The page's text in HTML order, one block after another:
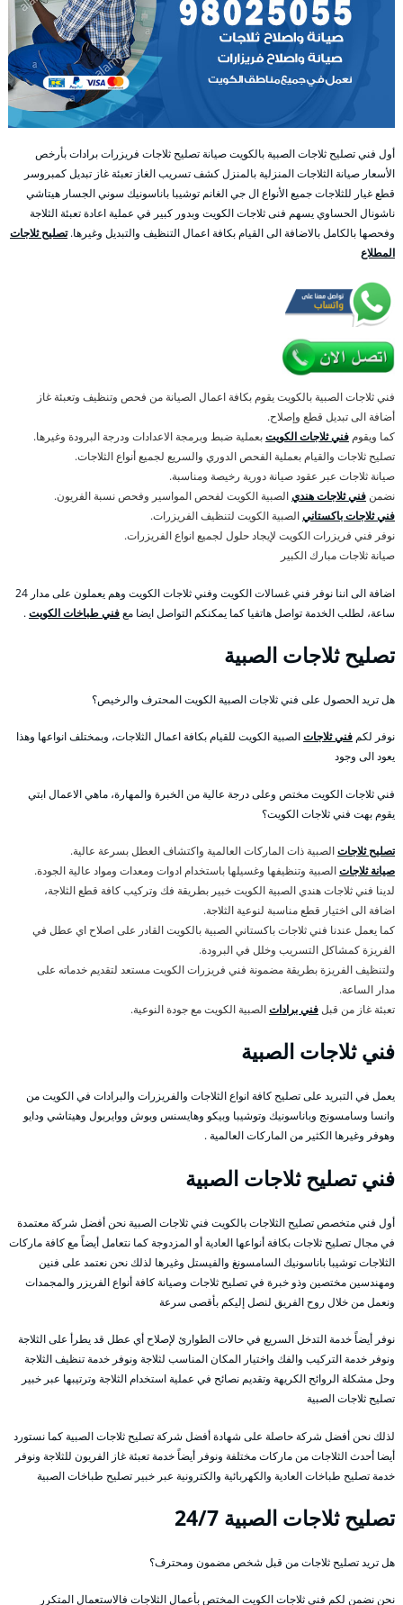
أول فني تصليح ثلاجات الصبية بالكويت صيانة تصليح ثلاجات فريزرات برادات بأرخص
الأسعار صيانة الثلاجات المنزلية بالمنزل كشف تسريب الغاز تعبئة غاز تبديل كمبروسر
قطع غيار للثلاجات جميع الأنواع ال جي الغانم توشيبا باناسونيك سوني الجسار هيتاشي
ناشونال الحساوي يسهم فنى ثلاجات الكويت وبدور كبير في عملية اعادة تعبئة الثلاجة
وفحصها بالكامل بالاضافة الى القيام بكافة اعمال التنظيف والتبديل وغيرها.تصليح ثلاجات
المطلاع
فني ثلاجات الصبية بالكويت يقوم بكافة اعمال الصيانة من فحص وتنظيف وتعبئة غاز
أضافة الى تبديل قطع وإصلاح.
كما ويقوم فني ثلاجات الكويتبعملية ضبط وبرمجة الاعدادات ودرجة البرودة وغيرها.
تصليح ثلاجات والقيام بعملية الفحص الدوري والسريع لجميع أنواع الثلاجات.
صيانة ثلاجات عبر عقود صيانة دورية رخيصة ومناسبة.
نضمن فني ثلاجات هنديالصبية الكويت لفحص المواسير وفحص نسبة الفريون.
فني ثلاجات باكستانيالصبية الكويت لتنظيف الفريزرات.
نوفر فني فريزرات الكويت لإيجاد حلول لجميع انواع الفريزرات.
صيانة ثلاجات مبارك الكبير
اضافة الى اننا نوفر فني غسالات الكويت وفني ثلاجات الكويت وهم يعملون على مدار 24
ساعة، لطلب الخدمة تواصل هاتفيا كما يمكنكم التواصل ايضا معفني طباخات الكويت.
تصليح ثلاجات الصبية
هل تريد الحصول على فني ثلاجات الصبية الكويت المحترف والرخيص؟
نوفر لكم فني ثلاجاتالصبية الكويت للقيام بكافة اعمال الثلاجات، وبمختلف انواعها وهذا
يعود الى وجود
فني ثلاجات الكويت مختص وعلى درجة عالية من الخبرة والمهارة، ماهي الاعمال ابتي
يقوم بهت فني ثلاجات الكويت؟
تصليح ثلاجاتالصبية ذات الماركات العالمية واكتشاف العطل بسرعة عالية.
صيانة ثلاجاتالصبية وتنظيفها وغسيلها باستخدام ادوات ومعدات ومواد عالية الجودة.
لدينا فني ثلاجات هندي الصبية الكويت خبير بطريقة فك وتركيب كافة قطع الثلاجة،
اضافة الى اختيار قطع مناسبة لنوعية الثلاجة.
كما يعمل عندنا فني ثلاجات باكستاني الصبية بالكويت القادر على اصلاح اي عطل في
الفريزة كمشاكل التسريب وخلل في البرودة.
ولتنظيف الفريزة بطريقة مضمونة فني فريزرات الكويت مستعد لتقديم خدماته على
مدار الساعة.
تعبئة غاز من قبلفني براداتالصبية الكويت مع جودة النوعية.
فني ثلاجات الصبية
يعمل في التبريد على تصليح كافة انواع الثلاجات والفريزرات والبرادات في الكويت من
وانسا وسامسونج وباناسونيك وتوشيبا وبيكو وهايسنس وبوش ووايربول وهيتاشي ودايو
وهوفر وغيرها الكثير من الماركات العالمية .
فني تصليح ثلاجات الصبية
أول فني متخصص تصليح الثلاجات بالكويت فني ثلاجات الصبية نحن أفضل شركة معتمدة
في مجال تصليح ثلاجات بكافة أنواعها العادية أو المزدوجة كما نتعامل أيضاً مع كافة ماركات
الثلاجات توشيبا باناسونيك السامسونغ والفيستل وغيرها لذلك نحن نعتمد على فنين
ومهندسين مختصين وذو خبرة في تصليح ثلاجات وصيانة كافة أنواع الفريزر والمجمدات
ونعمل من خلال روح الفريق لنصل إليكم بأقصى سرعة
نوفر أيضاً خدمة التدخل السريع في حالات الطوارئ لإصلاح أي عطل قد يطرأ على الثلاجة
ونوفر خدمة التركيب والفك واختيار المكان المناسب لثلاجة ونوفر خدمة تنظيف الثلاجة
وحل مشكلة الروائح الكريهة وتقديم نصائح في عملية استخدام الثلاجة وترتيبها عبر خبير
تصليح ثلاجات الصبية
لذلك نحن أفضل شركة حاصلة على شهادة أفضل شركة تصليح ثلاجات الصبية كما نستورد
أيضا أحدث الثلاجات من ماركات مختلفة ونوفر أيضاً خدمة تعبئة غاز الفريون للثلاجة ونوفر
خدمة تصليح طباخات العادية والكهربائية والكترونية عبر خبير تصليح طباخات الصبية
تصليح ثلاجات الصبية 24/7
هل تريد تصليح ثلاجات من قبل شخص مضمون ومحترف؟
نحن نضمن لكم فني ثلاجات الكويت المختص بأعمال الثلاجات فالاستعمال المتكرر